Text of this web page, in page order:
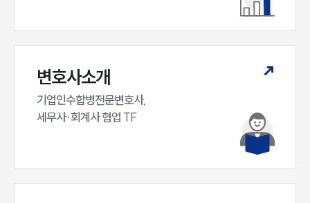
구성원 소개
소식/자료
변호사소개
기업인수합병전문변호사,
세무사·회계사 협업 TF